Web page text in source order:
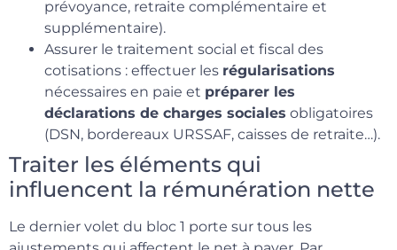
prévoyance, retraite complémentaire et
supplémentaire).
Assurer le traitement social et fiscal des
cotisations : effectuer les régularisations
nécessaires en paie et préparer les
déclarations de charges sociales obligatoires
(DSN, bordereaux URSSAF, caisses de retraite…).
Traiter les éléments qui
influencent la rémunération nette
Le dernier volet du bloc 1 porte sur tous les